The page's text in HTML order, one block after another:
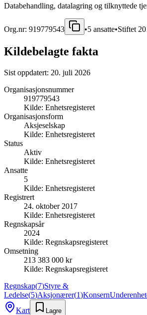
Databehandling, datalagring og tilknyttede
Org.nr: 919779543 •5 ansatte•Stiftet
Kildebelagte fakta
Sist oppdatert: 20. juli 2026
Organisasjonsnummer
919779543
Kilde: Enhetsregisteret
Organisasjonsform
Aksjeselskap
Kilde: Enhetsregisteret
Status
Aktiv
Kilde: Enhetsregisteret
Ansatte
5
Kilde: Enhetsregisteret
Registrert
24. oktober 2017
Kilde: Enhetsregisteret
Regnskapsår
2024
Kilde: Regnskapsregisteret
Omsetning
213 383 000 kr
Kilde: Regnskapsregisteret
Regnskap(7)Styre &
Ledelse(5)Aksjonærer(1)Konsern
Kart
Lagre